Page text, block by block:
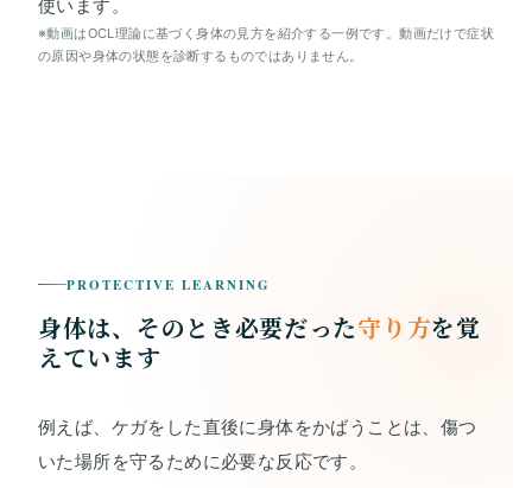
使います。
※動画はOCL理論に基づく身体の見方を紹介する一例です。動画だけで症状
の原因や身体の状態を診断するものではありません。
PROTECTIVE LEARNING
身体は、そのとき必要だった守り方を覚
えています
例えば、ケガをした直後に身体をかばうことは、傷つ
いた場所を守るために必要な反応です。